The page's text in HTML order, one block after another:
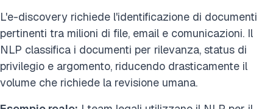
L'e-discovery richiede l'identificazione di documenti
pertinenti tra milioni di file, email e comunicazioni. Il
NLP classifica i documenti per rilevanza, status di
privilegio e argomento, riducendo drasticamente il
volume che richiede la revisione umana.